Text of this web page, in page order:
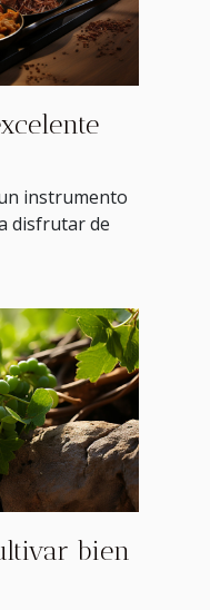
instrumento
disfrutar de
bien